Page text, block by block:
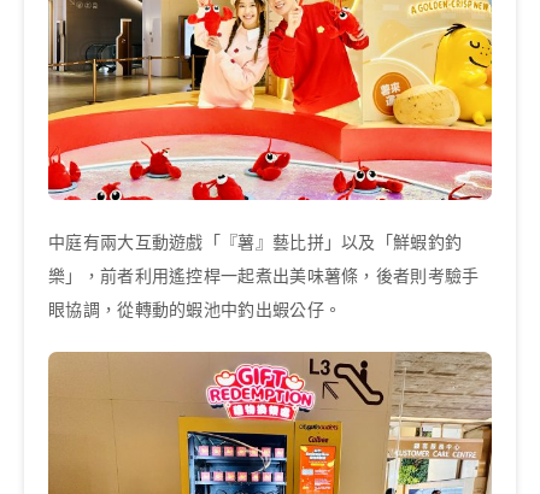
中庭有兩大互動遊戲「『薯』藝比拼」以及「鮮蝦釣釣
樂」，前者利用遙控桿一起煮出美味薯條，後者則考驗手
眼協調，從轉動的蝦池中釣出蝦公仔。